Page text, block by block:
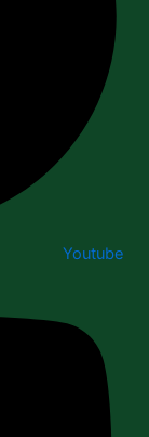
Youtube